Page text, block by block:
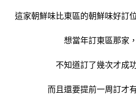
這家朝鮮味比東區的朝鮮味好訂
想當年訂東區那家，
不知道訂了幾次才成
而且還要提前一周訂才